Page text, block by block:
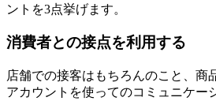
ントを3点挙げます。
消費者との接点を利用する
店舗での接客はもちろんのこと、商
アカウントを使ってのコミュニケー